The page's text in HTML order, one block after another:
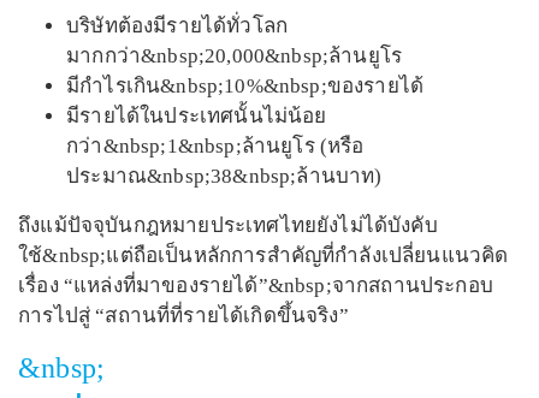
บริษัทต้องมีรายได้ทั่วโลก
มากกว่า&nbsp;20,000&nbsp;ล้านยูโร
มีกำไรเกิน&nbsp;10%&nbsp;ของรายได้
มีรายได้ในประเทศนั้นไม่น้อย
กว่า&nbsp;1&nbsp;ล้านยูโร (หรือ
ประมาณ&nbsp;38&nbsp;ล้านบาท)
ถึงแม้ปัจจุบันกฎหมายประเทศไทยยังไม่ได้บังคับ
ใช้&nbsp;แต่ถือเป็นหลักการสำคัญที่กำลังเปลี่ยนแนวคิด
เรื่อง “แหล่งที่มาของรายได้”&nbsp;จากสถานประกอบ
การไปสู่ “สถานที่ที่รายได้เกิดขึ้นจริง”
&nbsp;